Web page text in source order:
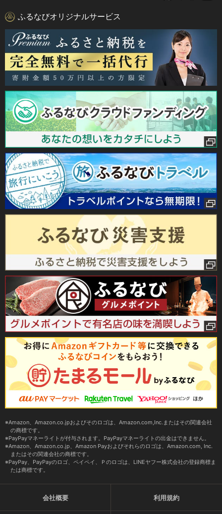
ふるなびオリジナルサービス
Amazon、Amazon.co.jpおよびそのロゴは、Amazon.com,Inc.またはその関連会社
の商標です。
PayPayマネーライトが付与されます。PayPayマネーライトの出金はできません。
Amazon、Amazon.co.jp、Amazon Payおよびそれらのロゴは、Amazon.com, Inc.
またはその関連会社の商標です。
PayPay、PayPayのロゴ、ペイペイ、Ｐのロゴは、LINEヤフー株式会社の登録商標ま
たは商標です。
会社概要 利用規約